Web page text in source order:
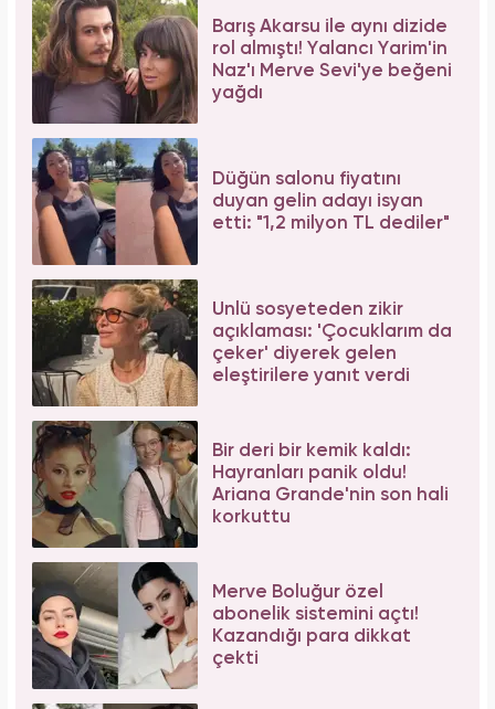
Barış Akarsu ile aynı dizide
rol almıştı! Yalancı Yarim'in
Naz'ı Merve Sevi'ye beğeni
yağdı
Düğün salonu fiyatını
duyan gelin adayı isyan
etti: "1,2 milyon TL dediler"
Ünlü sosyeteden zikir
açıklaması: 'Çocuklarım da
çeker' diyerek gelen
eleştirilere yanıt verdi
Bir deri bir kemik kaldı:
Hayranları panik oldu!
Ariana Grande'nin son hali
korkuttu
Merve Boluğur özel
abonelik sistemini açtı!
Kazandığı para dikkat
çekti